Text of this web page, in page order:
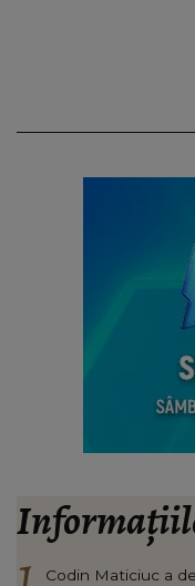
Codin Maticiuc a